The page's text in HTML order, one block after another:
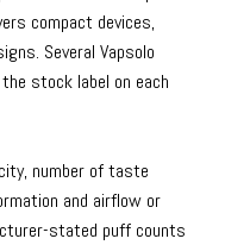
compact devices,
Several Vapsolo
stock label on each
number of taste
and airflow or
stated puff counts